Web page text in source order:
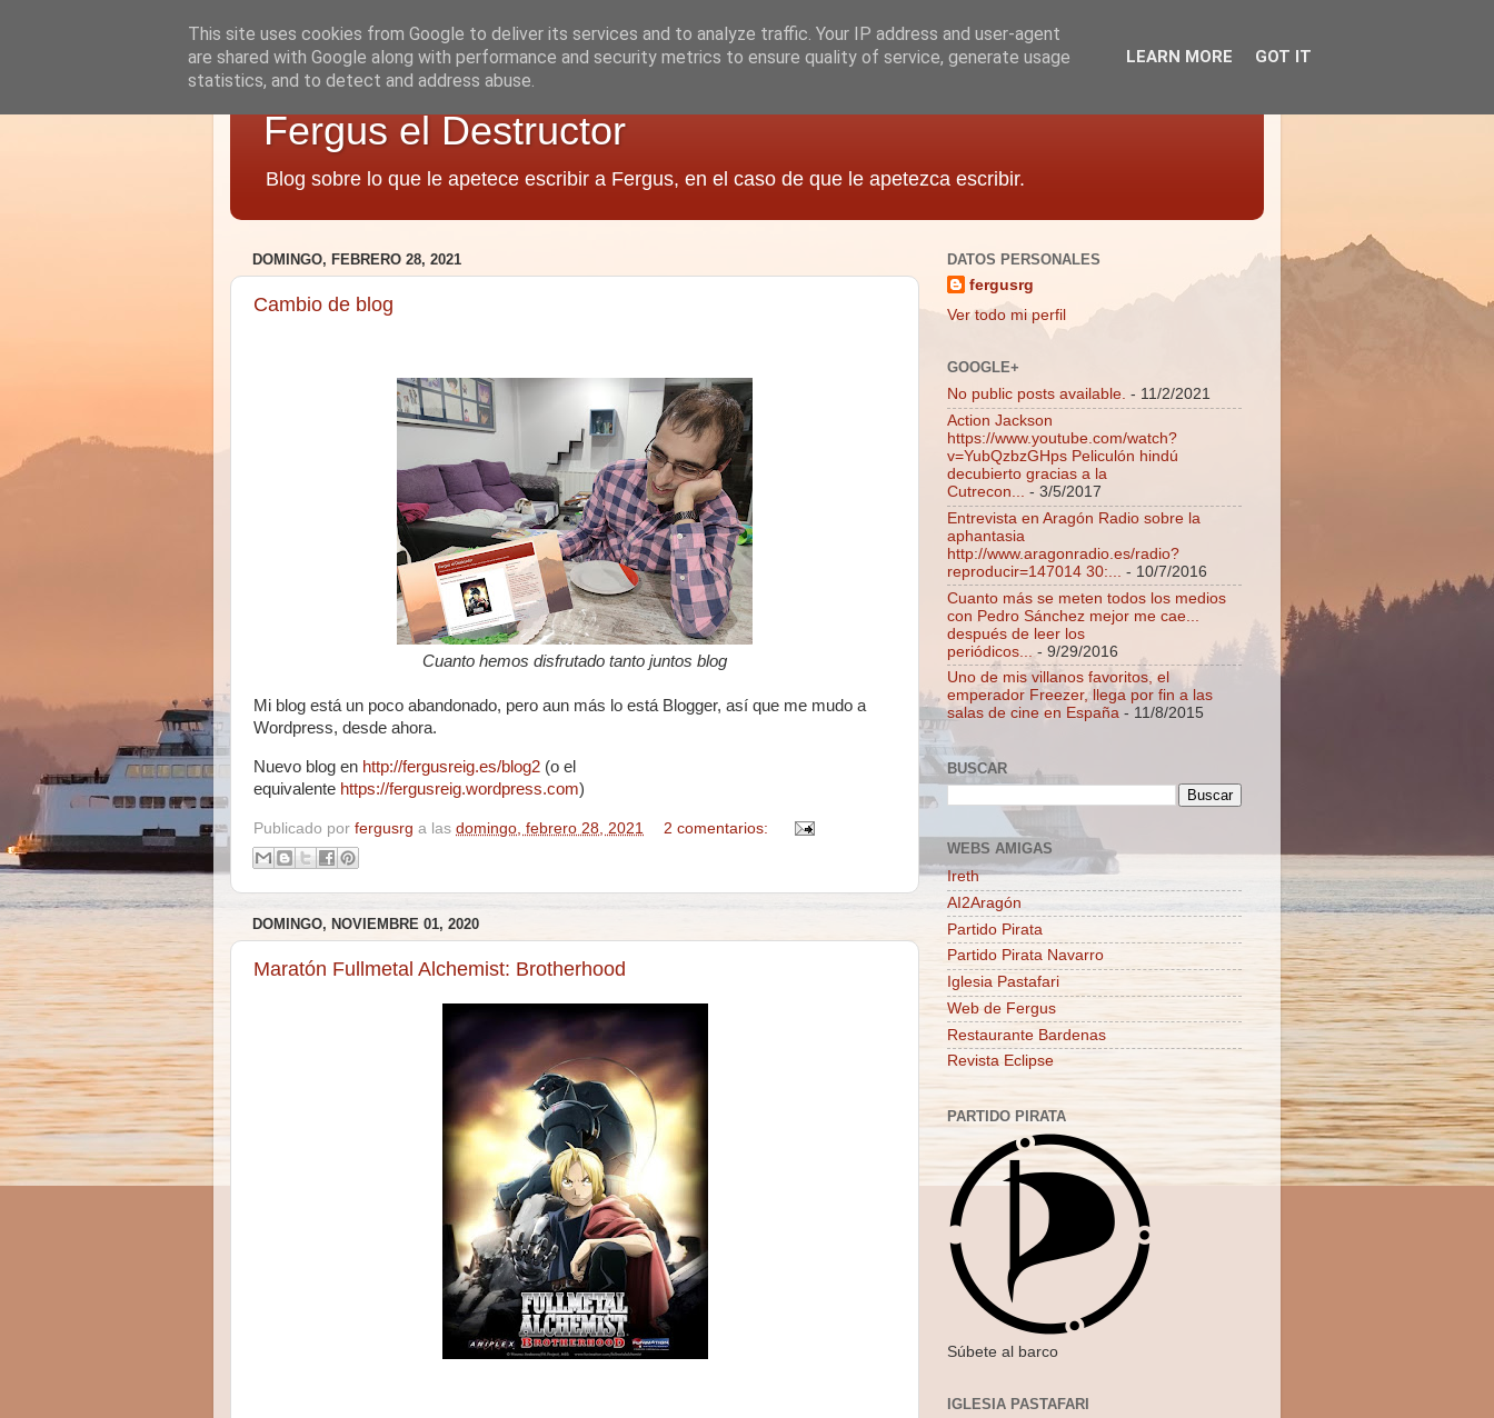
Fergus el Destructor
Blog sobre lo que le apetece escribir a Fergus, en el caso de que le apetezca escribir.
DOMINGO, FEBRERO 28, 2021
Cambio de blog
Cuanto hemos disfrutado tanto juntos blog
Mi blog está un poco abandonado, pero aun más lo está Blogger, así que me mudo a
Wordpress, desde ahora.
Nuevo blog en http://fergusreig.es/blog2 (o el
equivalente https://fergusreig.wordpress.com)
Publicado por fergusrg a las domingo, febrero 28, 2021 2 comentarios:
DOMINGO, NOVIEMBRE 01, 2020
Maratón Fullmetal Alchemist: Brotherhood
DATOS PERSONALES
fergusrg
Ver todo mi perfil
GOOGLE+
No public posts available. - 11/2/2021
Action Jackson
https://www.youtube.com/watch?
v=YubQzbzGHps Peliculón hindú
decubierto gracias a la
Cutrecon... - 3/5/2017
Entrevista en Aragón Radio sobre la
aphantasia
http://www.aragonradio.es/radio?
reproducir=147014 30:...
- 10/7/2016
Cuanto más se meten todos los medios
con Pedro Sánchez mejor me cae...
después de leer los
periódicos...
- 9/29/2016
Uno de mis villanos favoritos, el
emperador Freezer, llega por fin a las
salas de cine en España - 11/8/2015
BUSCAR
WEBS AMIGAS
Ireth
AI2Aragón
Partido Pirata
Partido Pirata Navarro
Iglesia Pastafari
Web de Fergus
Restaurante Bardenas
Revista Eclipse
PARTIDO PIRATA
Súbete al barco
IGLESIA PASTAFARI
This site uses cookies from Google to deliver its services and to analyze traffic. Your IP address and user-agent
are shared with Google along with performance and security metrics to ensure quality of service, generate usage
statistics, and to detect and address abuse.
LEARN MORE GOT IT